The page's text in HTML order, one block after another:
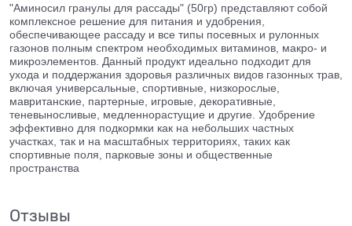
"Аминосил гранулы для рассады" (50гр) представляют собой
комплексное решение для питания и удобрения,
обеспечивающее рассаду и все типы посевных и рулонных
газонов полным спектром необходимых витаминов, макро- и
микроэлементов. Данный продукт идеально подходит для
ухода и поддержания здоровья различных видов газонных трав,
включая универсальные, спортивные, низкорослые,
мавританские, партерные, игровые, декоративные,
теневыносливые, медленнорастущие и другие. Удобрение
эффективно для подкормки как на небольших частных
участках, так и на масштабных территориях, таких как
спортивные поля, парковые зоны и общественные
пространства
Отзывы